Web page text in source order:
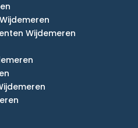
Wijdemeren